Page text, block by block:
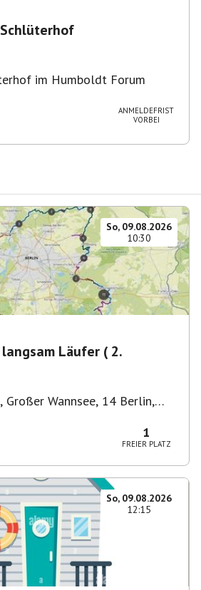
im Humboldt Forum
ANMELDEFRIST
VORBEI
So, 09.08.2026
10:30
Läufer ( 2.
, Großer Wannsee, 14 Berlin,
1
FREIER PLATZ
So, 09.08.2026
12:15